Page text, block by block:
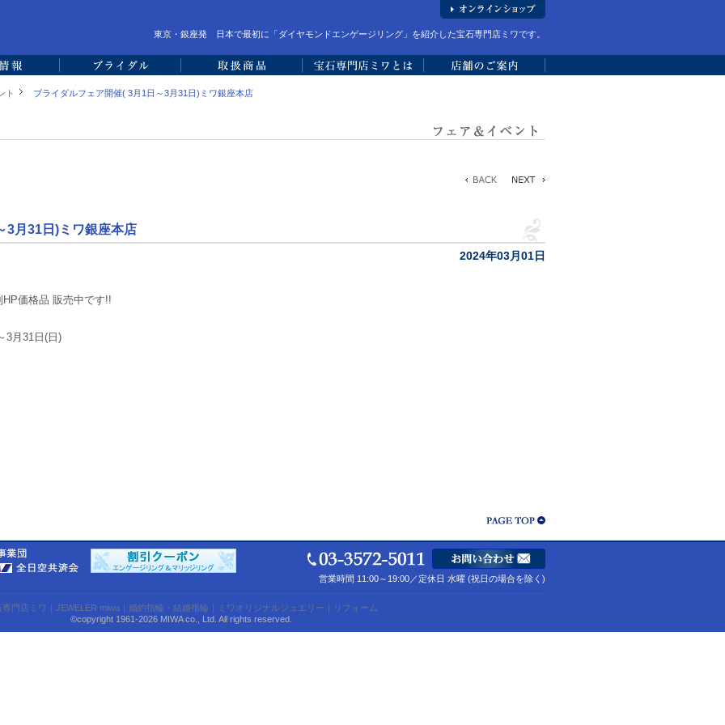
東京・銀座発 日本で最初に「ダイヤモンドエンゲージリング」を紹介した宝石専門店ミワです。
ト ブライダルフェア開催( 3月1日～3月31日)ミワ銀座本店
3月31日)ミワ銀座本店
2024年03月01日
価格品 販売中です!!
3月31日(日)
営業時間 11:00～19:00／定休日 水曜 (祝日の場合を除く)
専門店ミワ ｜ JEWELER miwa ｜ 婚約指輪・結婚指輪 ｜ ミワオリジナルジュエリー ｜
リフォーム
©copyright 1961-2026 MIWA co., Ltd. All rights reserved.